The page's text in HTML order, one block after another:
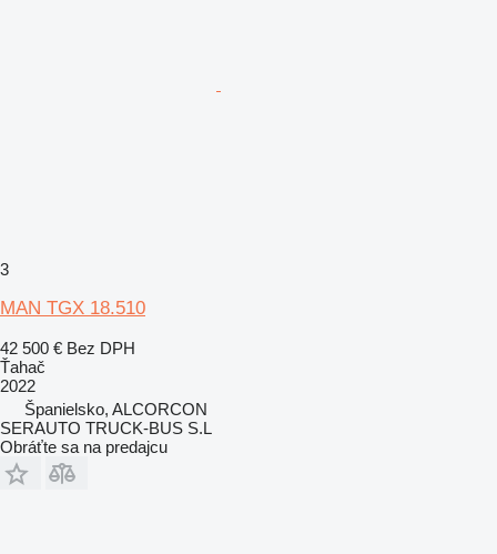
3
MAN TGX 18.510
42 500 € Bez DPH
Ťahač
2022
Španielsko, ALCORCON
SERAUTO TRUCK-BUS S.L
Obráťte sa na predajcu